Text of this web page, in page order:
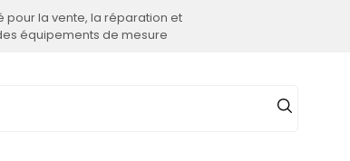
pour la vente, la réparation et
équipements de mesure